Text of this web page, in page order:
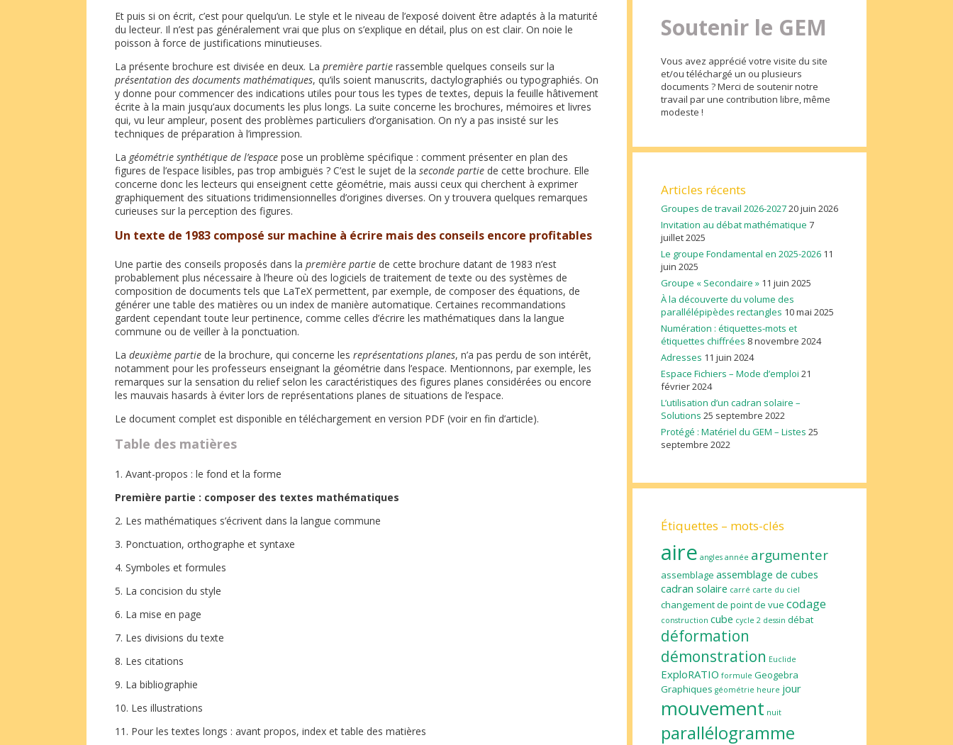
Et puis si on écrit, c’est pour quelqu’un. Le style et le niveau de l’exposé doivent être adaptés à la maturité
du lecteur. Il n’est pas généralement vrai que plus on s’explique en détail, plus on est clair. On noie le
poisson à force de justifications minutieuses.
La présente brochure est divisée en deux. La première partie rassemble quelques conseils sur la
présentation des documents mathématiques, qu’ils soient manuscrits, dactylographiés ou typographiés. On
y donne pour commencer des indications utiles pour tous les types de textes, depuis la feuille hâtivement
écrite à la main jusqu’aux documents les plus longs. La suite concerne les brochures, mémoires et livres
qui, vu leur ampleur, posent des problèmes particuliers d’organisation. On n’y a pas insisté sur les
techniques de préparation à l’impression.
La géométrie synthétique de l’espace pose un problème spécifique : comment présenter en plan des
figures de l’espace lisibles, pas trop ambiguës ? C’est le sujet de la seconde partie de cette brochure. Elle
concerne donc les lecteurs qui enseignent cette géométrie, mais aussi ceux qui cherchent à exprimer
graphiquement des situations tridimensionnelles d’origines diverses. On y trouvera quelques remarques
curieuses sur la perception des figures.
Un texte de 1983 composé sur machine à écrire mais des conseils encore profitables
Une partie des conseils proposés dans la première partie de cette brochure datant de 1983 n’est
probablement plus nécessaire à l’heure où des logiciels de traitement de texte ou des systèmes de
composition de documents tels que LaTeX permettent, par exemple, de composer des équations, de
générer une table des matières ou un index de manière automatique. Certaines recommandations
gardent cependant toute leur pertinence, comme celles d’écrire les mathématiques dans la langue
commune ou de veiller à la ponctuation.
La deuxième partie de la brochure, qui concerne les représentations planes, n’a pas perdu de son intérêt,
notamment pour les professeurs enseignant la géométrie dans l’espace. Mentionnons, par exemple, les
remarques sur la sensation du relief selon les caractéristiques des figures planes considérées ou encore
les mauvais hasards à éviter lors de représentations planes de situations de l’espace.
Le document complet est disponible en téléchargement en version PDF (voir en fin d’article).
Table des matières
1. Avant-propos : le fond et la forme
Première partie : composer des textes mathématiques
2. Les mathématiques s’écrivent dans la langue commune
3. Ponctuation, orthographe et syntaxe
4. Symboles et formules
5. La concision du style
6. La mise en page
7. Les divisions du texte
8. Les citations
9. La bibliographie
10. Les illustrations
11. Pour les textes longs : avant propos, index et table des matières
Soutenir le GEM
Vous avez apprécié votre visite du site
et/ou téléchargé un ou plusieurs
documents ? Merci de soutenir notre
travail par une contribution libre, même
modeste !
Articles récents
Groupes de travail 2026-202720 juin 2026
Invitation au débat mathématique 7
juillet 2025
Le groupe Fondamental en 2025-2026 11
juin 2025
Groupe « Secondaire » 11 juin 2025
À la découverte du volume des
parallélépipèdes rectangles 10 mai 2025
Numération : étiquettes-mots et
étiquettes chiffrées 8 novembre 2024
Adresses 11 juin 2024
Espace Fichiers – Mode d’emploi 21
février 2024
L’utilisation d’un cadran solaire –
Solutions 25 septembre 2022
Protégé : Matériel du GEM – Listes 25
septembre 2022
Étiquettes – mots-clés
aire angles année argumenter
assemblage assemblage de cubes
cadran solaire carré carte du ciel
changement de point de vue codage
construction cube cycle 2 dessin débat
déformation
démonstration Euclide
ExploRATIO formule Geogebra
Graphiques géométrie heure jour
mouvement nuit
parallélogramme